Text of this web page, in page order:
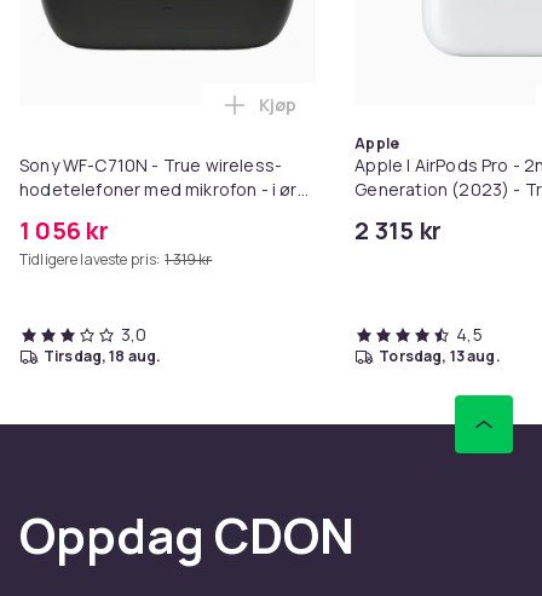
Sony WF-C710N - True wireless-
hodetelefoner med mikrofon - i øret
svart
1 056 kr
Tidligere laveste pris: 1 319 kr
Legg Sony WF-C710N - True
Kjøp
3,0
tirsdag, 18 aug.
Apple
Apple | AirPods Pro -
Generation (2023) -
støyreduksjon - hvit |
2 315 kr
4,5
torsdag, 13 aug.
Oppdag CDON